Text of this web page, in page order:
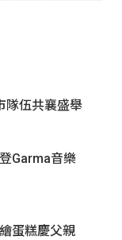
隊伍共襄盛舉
Garma音樂
蛋糕慶父親